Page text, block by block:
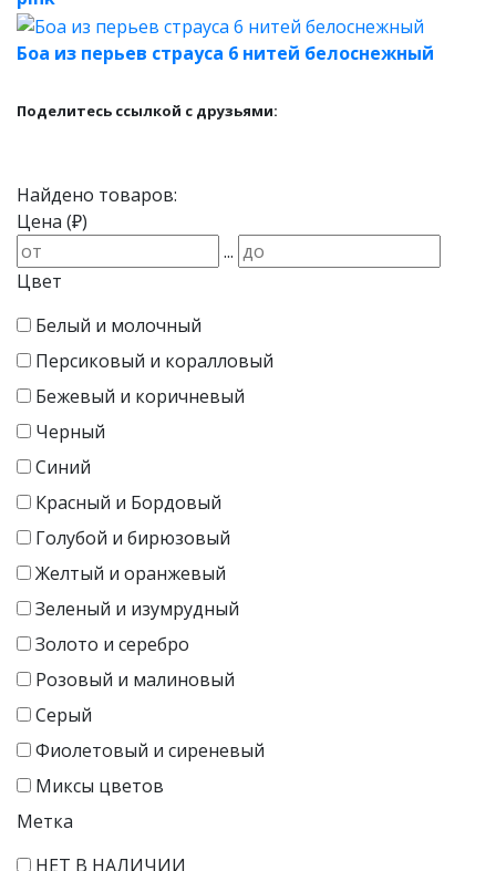
Боа из перьев страуса 6 нитей белоснежный
Поделитесь ссылкой с друзьями:
Найдено товаров:
Цена (₽)
...
Цвет
Белый и молочный
Персиковый и коралловый
Бежевый и коричневый
Черный
Синий
Красный и Бордовый
Голубой и бирюзовый
Желтый и оранжевый
Зеленый и изумрудный
Золото и серебро
Розовый и малиновый
Серый
Фиолетовый и сиреневый
Миксы цветов
Метка
НЕТ В НАЛИЧИИ